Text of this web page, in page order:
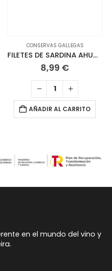
CONSERVAS GALLEGAS
FILETES DE SARDINA AHUMADA 115 G
8,99 €
AÑADIR AL CARRITO
en el mundo del vino y